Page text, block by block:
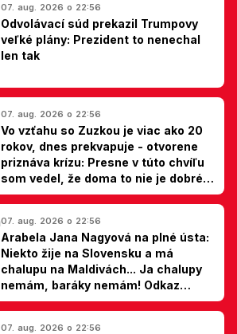
07. aug. 2026 o 22:56
Odvolávací súd prekazil Trumpovy
veľké plány: Prezident to nenechal
len tak
07. aug. 2026 o 22:56
Vo vzťahu so Zuzkou je viac ako 20
rokov, dnes prekvapuje - otvorene
priznáva krízu: Presne v túto chvíľu
som vedel, že doma to nie je dobré,
hovorí Milan Ondrík
07. aug. 2026 o 22:56
Arabela Jana Nagyová na plné ústa:
Niekto žije na Slovensku a má
chalupu na Maldivách... Ja chalupy
nemám, baráky nemám! Odkaz
Slovákom
07. aug. 2026 o 22:56